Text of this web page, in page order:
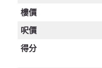
樓價
呎價
得分